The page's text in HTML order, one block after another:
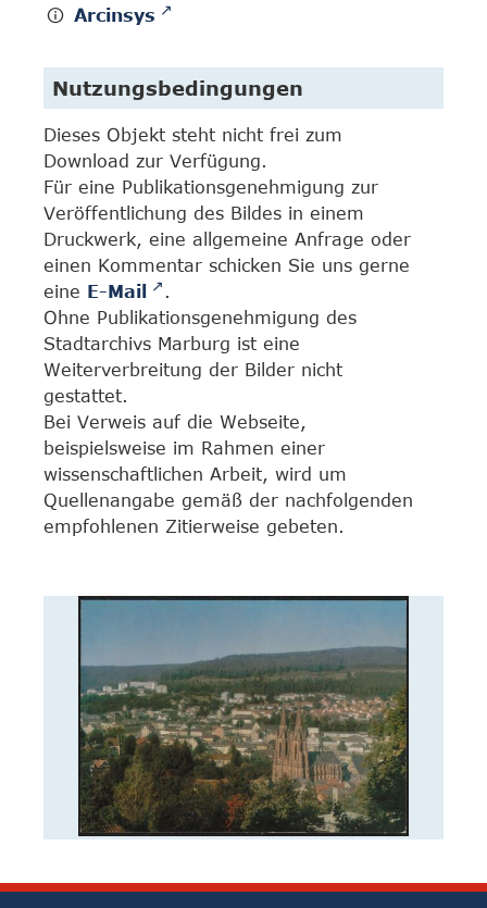
Arcinsys
Nutzungsbedingungen
Dieses Objekt steht nicht frei zum
Download zur Verfügung.
Für eine Publikationsgenehmigung zur
Veröffentlichung des Bildes in einem
Druckwerk, eine allgemeine Anfrage oder
einen Kommentar schicken Sie uns gerne
eine E-Mail
.
Ohne Publikationsgenehmigung des
Stadtarchivs Marburg ist eine
Weiterverbreitung der Bilder nicht
gestattet.
Bei Verweis auf die Webseite,
beispielsweise im Rahmen einer
wissenschaftlichen Arbeit, wird um
Quellenangabe gemäß der nachfolgenden
empfohlenen Zitierweise gebeten.